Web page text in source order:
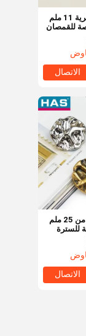
حول بنا
طلب اقتباس
أزرار الماسية الدائرية 11 ملم
للقمصان
الاتصال
أزرار معدنية ذهبية من 25 ملم
للسترة
الاتصال